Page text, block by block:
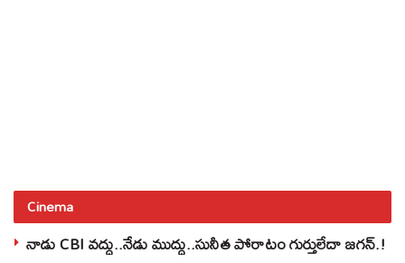
Cinema
నాడు CBI వద్దు..నేడు ముద్దు..సునీత పోరాటం గుర్తులేదా జగన్.!